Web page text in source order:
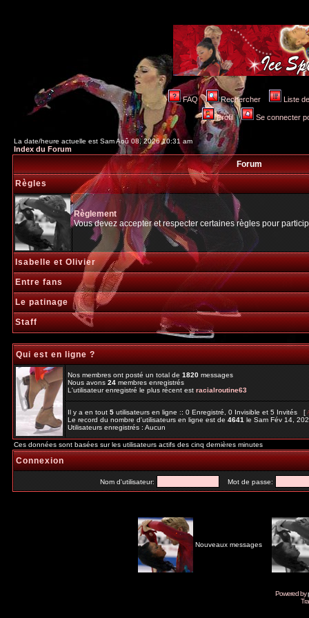
FAQ Rechercher Liste
Profil Se connecter
La date/heure actuelle est Sam Aoû 08, 2026 10:31 am
Index du Forum
Forum
Règles
Règlement
Vous devez accepter et respecter certaines règles pour
Isabelle et Olivier
Entre fans
Le patinage
Staff
Qui est en ligne ?
Nos membres ont posté un total de1820messages
Nous avons24membres enregistrés
L'utilisateur enregistré le plus récent estracialroutine63
Il y a en tout5utilisateurs en ligne :: 0 Enregistré, 0 Invisible et 5 Invités [
Le record du nombre d'utilisateurs en ligne est de4641le Sam Fév 14,
Utilisateurs enregistrés : Aucun
Ces données sont basées sur les utilisateurs actifs des cinq dernières minutes
Connexion
Nom d'utilisateur: Mot de passe:
Nouveaux messages
Powered by